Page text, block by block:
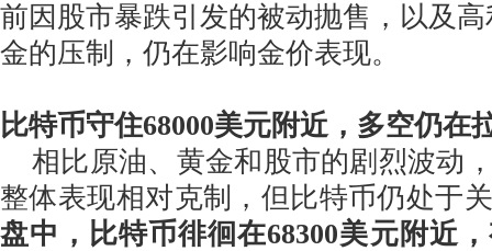
前因股市暴跌引发的被动抛售，以及
金的压制，仍在影响金价表现。
比特币守住68000美元附近，多空仍在
相比原油、黄金和股市的剧烈波动
整体表现相对克制，但比特币仍处于
盘中，比特币徘徊在68300美元附近